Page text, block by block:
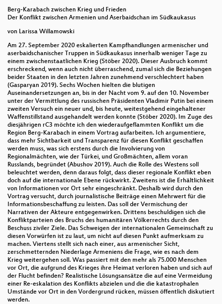
Berg-Karabach zwischen Krieg und Frieden
Der Konflikt zwischen Armenien und Aserbaidschan im Südkaukasus
von Larissa Willamowski
Am 27. September 2020 eskalierten Kampfhandlungen armenischer und
aserbaidschanischer Truppen in Südkaukasus innerhalb weniger Tage zu
einem zwischenstaatlichen Krieg (Stöber 2020). Dieser Ausbruch kommt
erschreckend, wenn auch nicht überraschend, zumal sich die Beziehungen
beider Staaten in den letzten Jahren zunehmend verschlechtert haben
(Gasparyan 2019). Sechs Wochen hielten die blutigen
Auseinandersetzungen an, bis in der Nacht vom 9. auf den 10. November
unter der Vermittlung des russischen Präsidenten Vladimir Putin bei einem
zweiten Versuch ein neuer und, bis heute, weitestgehend eingehaltener
Waffenstillstand ausgehandelt werden konnte (Stöber 2020). Im Zuge des
diesjährigen rC3 möchte ich den wiederaufgeflammten Konflikt um die
Region Berg-Karabach in einem Vortrag aufarbeiten. Ich argumentiere,
dass mehr Sichtbarkeit und Transparenz für diesen Konflikt geschaffen
werden muss, was sich erstens durch die Involvierung von
Regionalmächten, wie der Türkei, und Großmächten, allem voran
Russlands, begründet (Abushov 2019). Auch die Rolle des Westens soll
beleuchtet werden, denn daraus folgt, dass dieser regionale Konflikt eben
doch auf die internationale Ebene rückwirkt. Zweitens ist die Erhältlichkeit
von Informationen vor Ort sehr eingeschränkt. Deshalb wird durch den
Vortrag versucht, durch journalistische Beiträge einen Mehrwert für die
Informationsbeschaffung zu leisten. Das soll der Vermischung der
Narrativen der Akteure entgegenwirken. Drittens beschuldigen sich die
Konfliktparteien des Bruchs des humanitären Völkerrechts durch den
Beschuss ziviler Ziele. Das Schweigen der internationalen Gemeinschaft zu
diesen Vorwürfen ist zu laut, um nicht auf diesen Punkt aufmerksam zu
machen. Viertens stellt sich nach einer, aus armenischer Sicht,
zerschmetternden Niederlage Armeniens die Frage, wie es nach dem
Krieg weitergehen soll. Was passiert mit den mehr als 75.000 Menschen
vor Ort, die aufgrund des Krieges ihre Heimat verloren haben und sich auf
der Flucht befinden? Realistische Lösungsansätze die auf eine Vermeidung
einer Re-eskalation des Konflikts abzielen und die die katastrophalen
Umstände vor Ort in den Vordergrund rücken, müssen öffentlich diskutiert
werden.